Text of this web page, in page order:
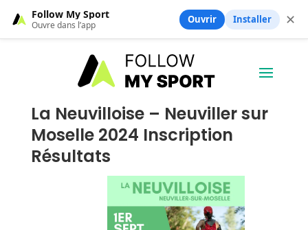
La Neuvilloise – Neuviller sur
Moselle 2024 Inscription
Résultats
Follow My Sport
Ouvre dans l’app Ouvrir Installer ✕